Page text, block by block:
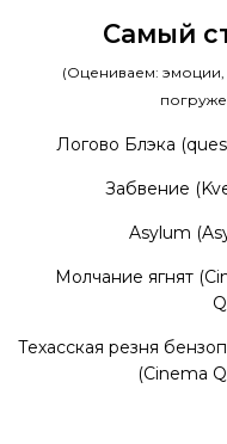
Самый
(Оцениваем: эмоции,
Логово Блэка
Забвение
Asylum
Молчание ягнят
Техасская резня
(Cinema